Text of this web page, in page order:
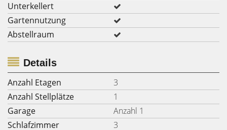
Unterkellert
Gartennutzung
Abstellraum
Details
Anzahl Etagen
3
Anzahl Stellplätze
1
Garage
Anzahl 1
Schlafzimmer
3